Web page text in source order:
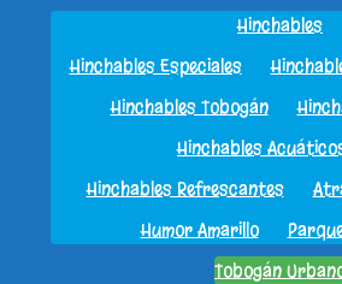
Hinchables
Hinchables Especiales
Hinchables Tobogán
Hinchables
Hinchables Refrescantes
Humor Amarillo
Tobogán